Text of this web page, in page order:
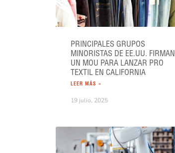
PRINCIPALES GRUPOS
MINORISTAS DE EE.UU. FIRMAN
UN MOU PARA LANZAR PRO
TEXTIL EN CALIFORNIA
LEER MÁS »
19 julio, 2025